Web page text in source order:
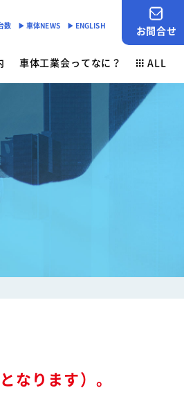
数 ▶︎ 車体NEWS ▶︎ ENGLISH お問合せ
業務財務資料
点検制度
登録一覧
ニュース
ビスニュース
- 「環境基準適合ラベル」の設定
- 環境負荷物質削減の取組み
ゴールドラベル取得機種一覧
荷物質フリー推奨部品
会員検索
車体工業会ってなに？ ALL
各種申請用紙ダウンロード
お問合せ
なります）。